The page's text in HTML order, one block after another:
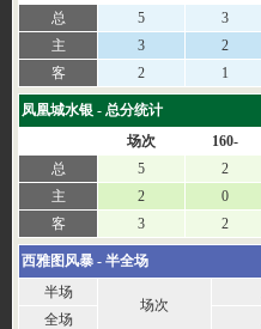
总
5 3
主
3 2
客
2 1
凤凰城水银 - 总分统计
场次
160-
总
5 2
主
2 0
客
3 2
西雅图风暴 - 半全场
半场
场次
全场